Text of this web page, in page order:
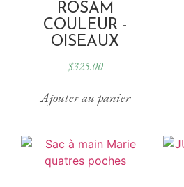
ROSAM
COULEUR -
OISEAUX
$325.00
Ajouter au panier